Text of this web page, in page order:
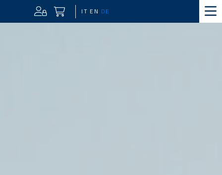
IT EN DE